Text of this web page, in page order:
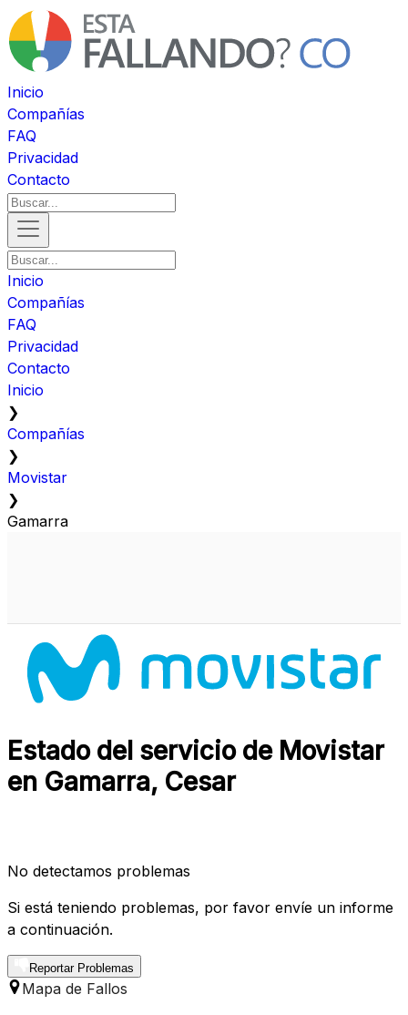
Inicio
Compañías
FAQ
Privacidad
Contacto
Inicio
Compañías
FAQ
Privacidad
Contacto
Inicio
❯
Compañías
❯
Movistar
❯
Gamarra
Estado del servicio de Movistar
en Gamarra, Cesar
No detectamos problemas
Si está teniendo problemas, por favor envíe un informe
a continuación.
Reportar Problemas
Mapa de Fallos